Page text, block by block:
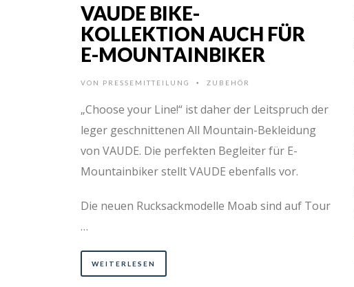
VAUDE BIKE-
KOLLEKTION AUCH FÜR
E-MOUNTAINBIKER
VON PRESSEMITTEILUNG • ZUBEHÖR
„Choose your Line!“ ist daher der Leitspruch der
leger geschnittenen All Mountain-Bekleidung
von VAUDE. Die perfekten Begleiter für E-
Mountainbiker stellt VAUDE ebenfalls vor.
Die neuen Rucksackmodelle Moab sind auf Tour
…
WEITERLESEN